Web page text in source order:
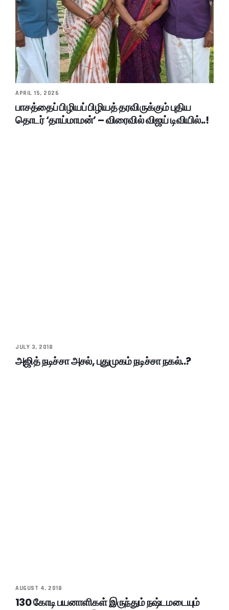
APRIL 15, 2026
பாசத்தைப் பிழியப் பிழியத் தரவிருக்கும் புதிய
தொடர் ‘தாய்மாமன்’ – விரைவில் விஜய் டிவியில்..!
JULY 3, 2018
அஜித் நடிச்சா அசல், புதுமுகம் நடிச்சா நகல்..?
AUGUST 4, 2018
130 கோடி பயனாளிகள் இருந்தும் நஷ்டமடையும்